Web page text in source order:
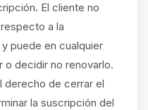
El cliente no
a la
puede en cualquier
o decidir no renovarlo.
derecho de cerrar el
la suscripción del